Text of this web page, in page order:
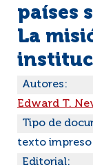
países
La
Autores:
Edward T.
Tipo de
texto impreso
Editorial: